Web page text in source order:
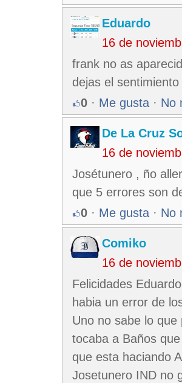
Eduardo
16 de
frank no as
dejas el
0 · Me gusta · No
De La Cruz
16 de
Josétunero , ño
que 5 errores son
0 · Me gusta · No
Comiko
16 de
Felicidades
habia un error de
Uno no sabe lo
tocaba a Baños
que esta haciando
Josetunero IND no